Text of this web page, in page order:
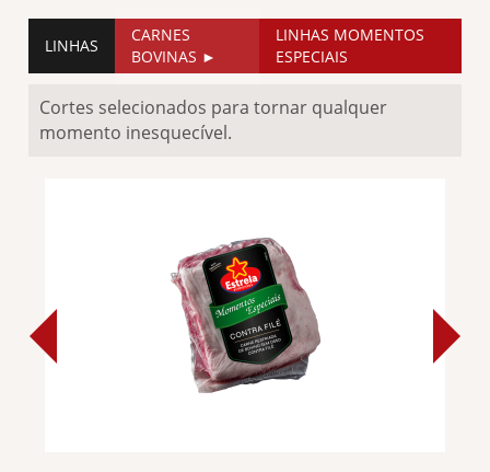
LINHAS
CARNES
BOVINAS
LINHAS MOMENTOS
ESPECIAIS
Cortes selecionados para tornar qualquer
momento inesquecível.